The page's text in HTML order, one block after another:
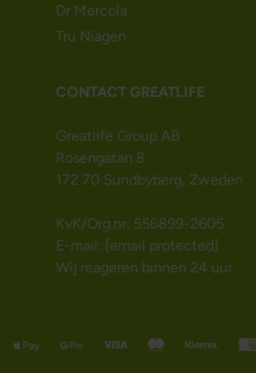
Dr Mercola
Tru Niagen
CONTACT GREATLIFE
Greatlife Group AB
Rosengatan 8
172 70 Sundbyberg, Zweden
KvK/Org.nr: 556899-2605
E-mail: [email protected]
Wij reageren binnen 24 uur